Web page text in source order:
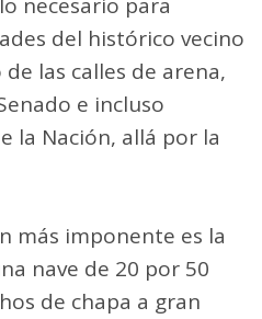
necesario para
del histórico vecino
las calles de arena,
e incluso
la Nación, allá por la
más imponente es la
nave de 20 por 50
de chapa a gran